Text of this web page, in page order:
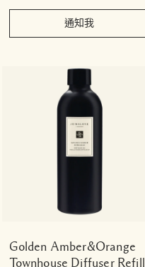
通知我
Golden Amber&Orange
Townhouse Diffuser Refill